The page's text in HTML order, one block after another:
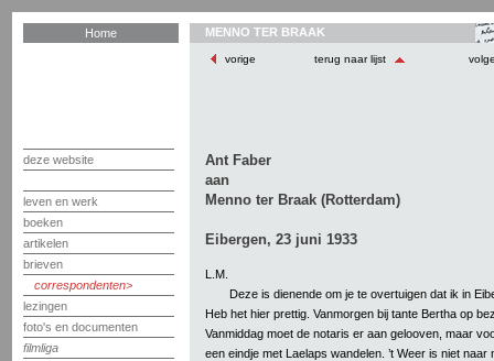
Home
deze website
leven en werk
boeken
artikelen
brieven
correspondenten
lezingen
foto's en documenten
filmliga
MENNO TER BRAAK
vorige terug naar lijst
Ant Faber
aan
Menno ter Braak (Rotterdam)
Eibergen, 23 juni 1933
L.M.
Deze is dienende om je te overtuigen dat ik in
Heb het hier prettig. Vanmorgen bij tante Bertha op
Vanmiddag moet de notaris er aan gelooven, maar
een eindje met Laelaps wandelen. ’t Weer is niet naar